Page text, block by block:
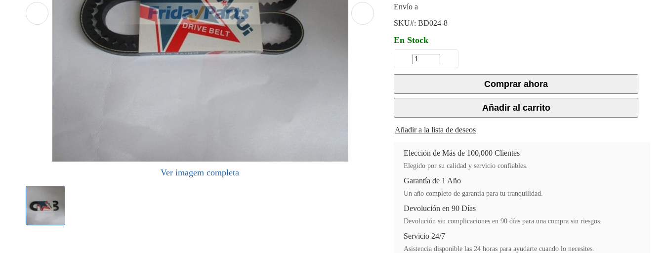
Ver imagem completa
Envío a
SKU#: BD024-8
En Stock
Comprar ahora
Añadir al carrito
Añadir a la lista de deseos
Elección de Más de 100,000 Clientes
Elegido por su calidad y servicio confiables.
Garantía de 1 Año
Un año completo de garantía para tu tranquilidad.
Devolución en 90 Días
Devolución sin complicaciones en 90 días para una compra sin riesgos.
Servicio 24/7
Asistencia disponible las 24 horas para ayudarte cuando lo necesites.